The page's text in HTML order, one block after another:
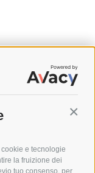
e tecnologie
la fruizione dei